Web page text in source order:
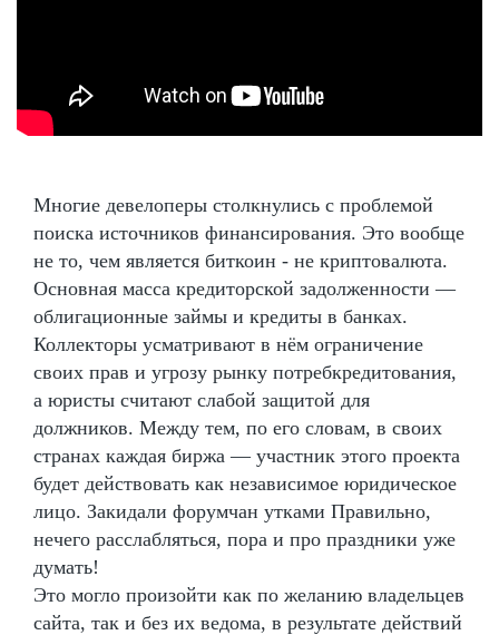
Многие девелоперы столкнулись с проблемой
поиска источников финансирования. Это вообще
не то, чем является биткоин - не криптовалюта.
Основная масса кредиторской задолженности —
облигационные займы и кредиты в банках.
Коллекторы усматривают в нём ограничение
своих прав и угрозу рынку потребкредитования,
а юристы считают слабой защитой для
должников. Между тем, по его словам, в своих
странах каждая биржа — участник этого проекта
будет действовать как независимое юридическое
лицо. Закидали форумчан утками Правильно,
нечего расслабляться, пора и про праздники уже
думать!
Это могло произойти как по желанию владельцев
сайта, так и без их ведома, в результате действий